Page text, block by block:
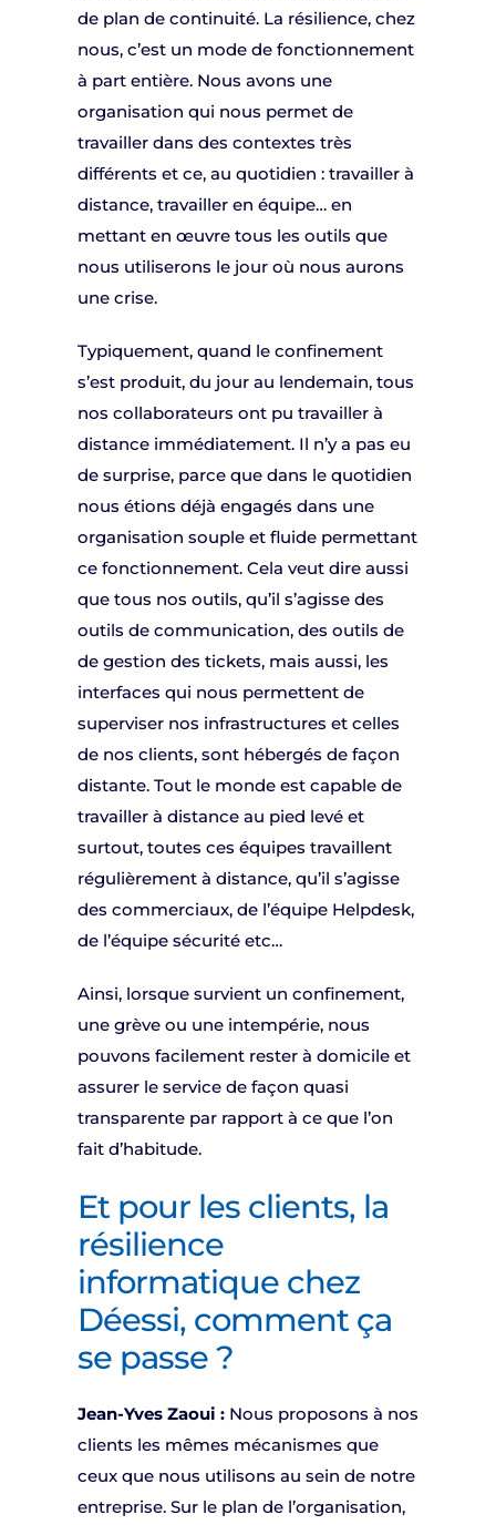
de plan de continuité. La résilience, chez
nous, c’est un mode de fonctionnement
à part entière. Nous avons une
organisation qui nous permet de
travailler dans des contextes très
différents et ce, au quotidien : travailler à
distance, travailler en équipe… en
mettant en œuvre tous les outils que
nous utiliserons le jour où nous aurons
une crise.
Typiquement, quand le confinement
s’est produit, du jour au lendemain, tous
nos collaborateurs ont pu travailler à
distance immédiatement. Il n’y a pas eu
de surprise, parce que dans le quotidien
nous étions déjà engagés dans une
organisation souple et fluide permettant
ce fonctionnement. Cela veut dire aussi
que tous nos outils, qu’il s’agisse des
outils de communication, des outils de
de gestion des tickets, mais aussi, les
interfaces qui nous permettent de
superviser nos infrastructures et celles
de nos clients, sont hébergés de façon
distante. Tout le monde est capable de
travailler à distance au pied levé et
surtout, toutes ces équipes travaillent
régulièrement à distance, qu’il s’agisse
des commerciaux, de l’équipe Helpdesk,
de l’équipe sécurité etc…
Ainsi, lorsque survient un confinement,
une grève ou une intempérie, nous
pouvons facilement rester à domicile et
assurer le service de façon quasi
transparente par rapport à ce que l’on
fait d’habitude.
Et pour les clients, la
résilience
informatique chez
Déessi, comment ça
se passe ?
Jean-Yves Zaoui :Nous proposons à nos
clients les mêmes mécanismes que
ceux que nous utilisons au sein de notre
entreprise. Sur le plan de l’organisation,